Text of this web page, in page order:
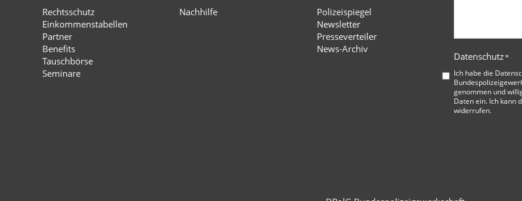
Rechtsschutz
Einkommenstabellen
Partner
Benefits
Tauschbörse
Seminare
Nachhilfe
Polizeispiegel
Newsletter
Presseverteiler
News-Archiv
Datenschutz*
Ich habe die
genommen und
Daten ein. Ich kann
widerrufen.